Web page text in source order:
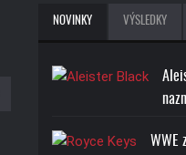
NOVINKY VÝSLEDKY
WWE